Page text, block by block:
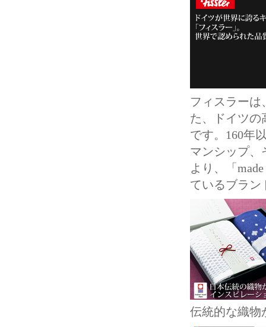
フィスラーは
た、ドイツの
です。160年
マンシップ、
より、「
ているブ
伝統的な織物